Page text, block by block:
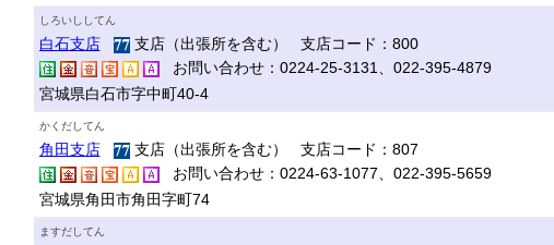
しろいししてん
白石支店
支店（出張所を含む） 支店コード：800
お問い合わせ：0224-25-3131、022-395-4879
宮城県白石市字中町40-4
かくだしてん
角田支店
支店（出張所を含む） 支店コード：807
お問い合わせ：0224-63-1077、022-395-5659
宮城県角田市角田字町74
ますだしてん